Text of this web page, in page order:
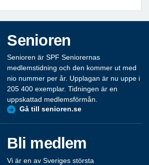
Senioren
Senioren är SPF Seniorernas
medlemstidning och den kommer ut med
nio nummer per år. Upplagan är nu uppe i
205 400 exemplar. Tidningen är en
uppskattad medlemsförmån.
Gå till senioren.se
Bli medlem
Vi är en av Sveriges största